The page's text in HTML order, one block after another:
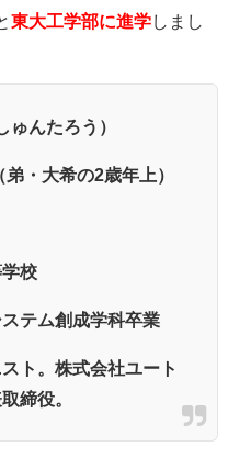
東大工学部に進学しまし
ゅんたろう）
・大希の2歳年上）
校
テム創成学科卒業
ト。株式会社ユート
締役。